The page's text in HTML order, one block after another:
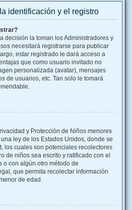
identificación y el registro
decisión la toman los Administradores y
necesitará registrarse para publicar
estar registrado le dará acceso a
que como usuario invitado no
personalizada (avatar), mensajes
de usuarios, etc. Tan solo le tomará
y Protección de Niños menores
ley de los Estados Unidos, donde se
los cuales son potenciales recolectores
de niños sea escrito y ratificado con el
o con algún otro método de
que permita recolectar información
de edad.